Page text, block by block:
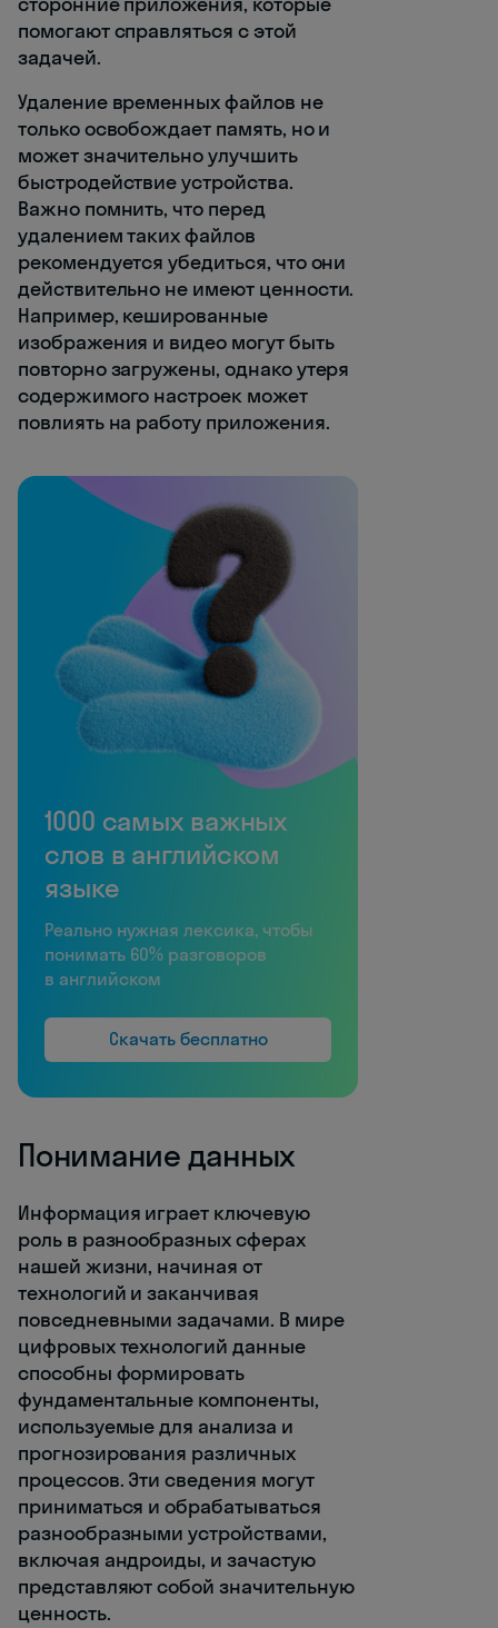
помогают справляться с этой
задачей.
Удаление временных файлов не
только освобождает память, но и
может значительно улучшить
быстродействие устройства.
Важно помнить, что перед
удалением таких файлов
рекомендуется убедиться, что они
действительно не имеют ценности.
Например, кешированные
изображения и видео могут быть
повторно загружены, однако утеря
содержимого настроек может
повлиять на работу приложения.
1000 самых важных
слов в английском
языке
Реально нужная лексика, чтобы
понимать 60% разговоров
в английском
Скачать бесплатно
Понимание данных
Информация играет ключевую
роль в разнообразных сферах
нашей жизни, начиная от
технологий и заканчивая
повседневными задачами. В мире
цифровых технологий данные
способны формировать
фундаментальные компоненты,
используемые для анализа и
прогнозирования различных
процессов. Эти сведения могут
приниматься и обрабатываться
разнообразными устройствами,
включая андроиды, и зачастую
представляют собой значительную
ценность.